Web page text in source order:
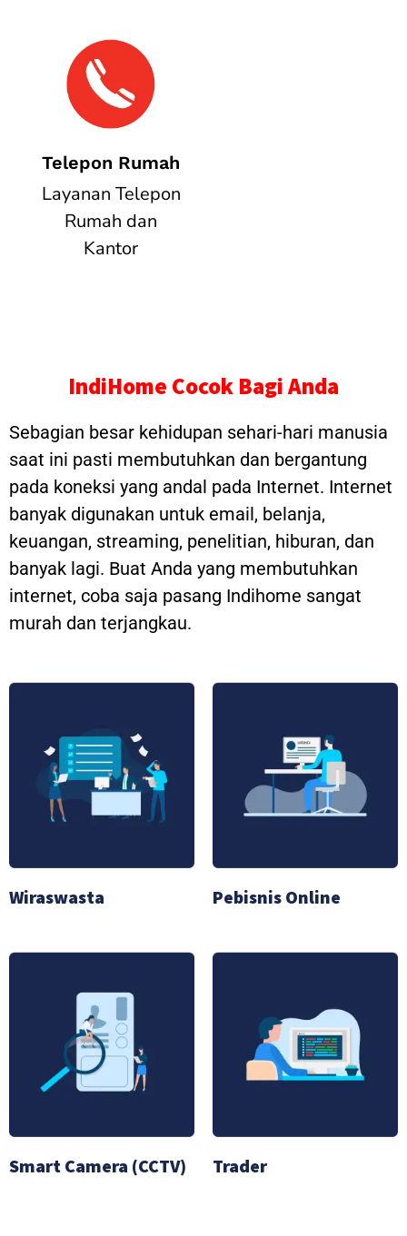
Telepon Rumah
Layanan Telepon
Rumah dan
Kantor
IndiHome Cocok Bagi Anda
Sebagian besar kehidupan sehari-hari manusia
saat ini pasti membutuhkan dan bergantung
pada koneksi yang andal pada Internet. Internet
banyak digunakan untuk email, belanja,
keuangan, streaming, penelitian, hiburan, dan
banyak lagi. Buat Anda yang membutuhkan
internet, coba saja pasang Indihome sangat
murah dan terjangkau.
Wiraswasta Pebisnis Online
Smart Camera (CCTV) Trader